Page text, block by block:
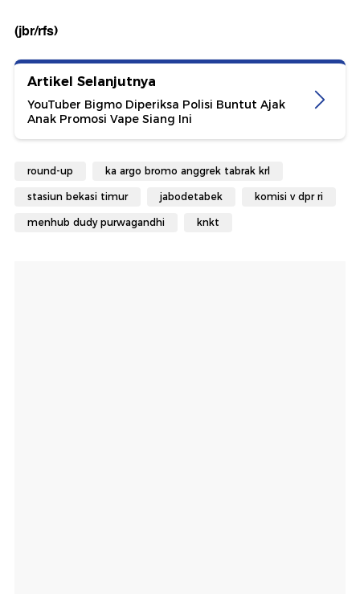
(jbr/rfs)
Artikel Selanjutnya
YouTuber Bigmo Diperiksa Polisi Buntut Ajak
Anak Promosi Vape Siang Ini
round-up ka argo bromo anggrek tabrak krl
stasiun bekasi timur jabodetabek komisi v dpr ri
menhub dudy purwagandhi knkt